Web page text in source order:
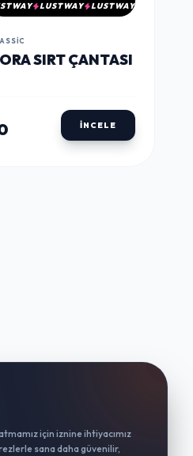
LUSTWAY LUSTWAY
SIRT ÇANTASI
İNCELE
için iznine ihtiyacımız
sana daha güvenilir,